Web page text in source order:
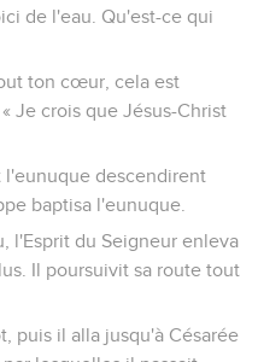
de l'eau. Qu'est-ce qui
ton cœur, cela est
Je crois que Jésus-Christ
l'eunuque descendirent
baptisa l'eunuque.
l'Esprit du Seigneur enleva
Il poursuivit sa route tout
puis il alla jusqu'à Césarée